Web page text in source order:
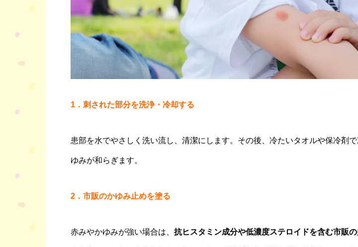
1． 刺された部分を洗浄・冷却する
患部を水でやさしく洗い流し、清潔にします。その後、冷たいタオルや保冷剤
ゆみが和らぎます。
2． 市販のかゆみ止めを塗る
赤みやかゆみが強い場合は、 抗ヒスタミン成分や低濃度ステロイドを含む市販